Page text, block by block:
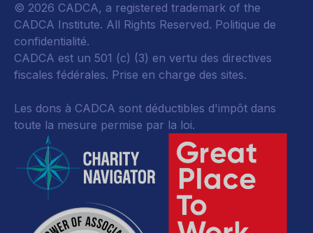
© 2026 CADCA, a registered trademark of the
CADCA Institute. All Rights Reserved. Politique de
confidentialité.
CADCA est un 501 (c) (3) en vertu des directives
fiscales fédérales. Prise en charge des sites.
Les dons à CADCA sont déductibles d'impôt dans
toute la mesure permise par la loi.